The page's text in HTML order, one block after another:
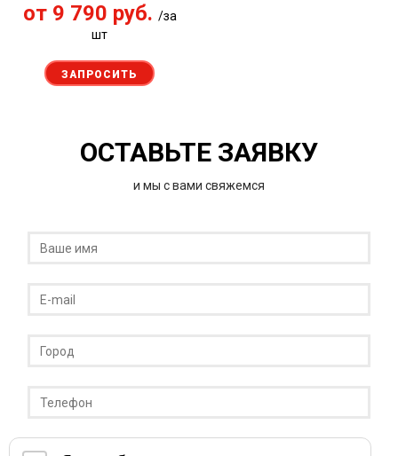
от 9 790 руб. /за
шт
ЗАПРОСИТЬ
ОСТАВЬТЕ ЗАЯВКУ
и мы с вами свяжемся